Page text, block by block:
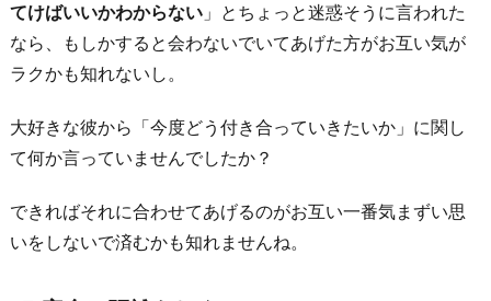
てけばいいかわからない 」とちょっと迷惑そうに言われた
なら、もしかすると会わないでいてあげた方がお互い気が
ラクかも知れないし。
大好きな彼から「今度どう付き合っていきたいか」に関し
て何か言っていませんでしたか？
できればそれに合わせてあげるのがお互い一番気まずい思
いをしないで済むかも知れませんね。